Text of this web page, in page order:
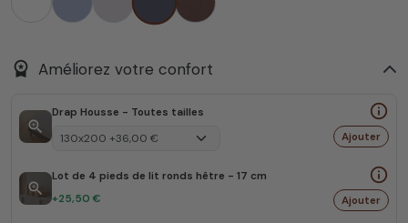
workspace_premium Améliorez votre confort
zoom_in
Drap Housse - Toutes tailles info_outline
Ajouter
zoom_in
Lot de 4 pieds de lit ronds hêtre - 17 cm info_outline
+25,50 € Ajouter